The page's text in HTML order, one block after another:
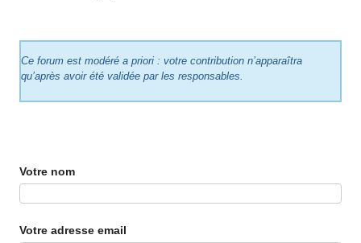
Ce forum est modéré a priori : votre contribution n’apparaîtra
qu’après avoir été validée par les responsables.
Votre nom
Votre adresse email